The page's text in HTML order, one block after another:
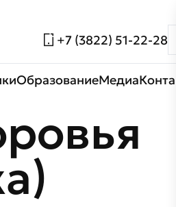
+7 (3822) 51-22-28
ОбразованиеМедиа